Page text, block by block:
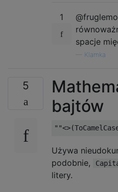
1
spacje
Klamka
5
bajtów
Używa
podobnie,
litery.